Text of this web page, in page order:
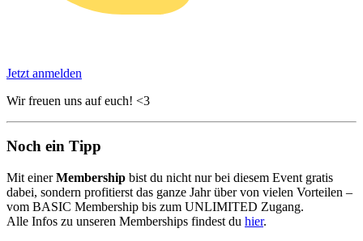
Jetzt anmelden
Wir freuen uns auf euch! <3
Noch ein Tipp
Mit einerMembership bist du nicht nur bei diesem Event gratis
dabei, sondern profitierst das ganze Jahr über von vielen Vorteilen –
vom BASIC Membership bis zum UNLIMITED Zugang.
Alle Infos zu unseren Memberships findest du hier.